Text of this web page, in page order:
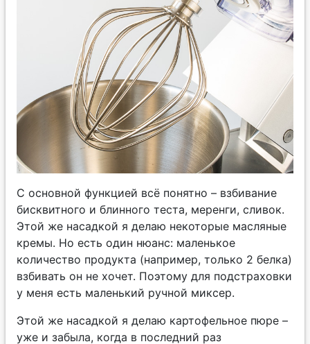
С основной функцией всё понятно – взбивание
бисквитного и блинного теста, меренги, сливок.
Этой же насадкой я делаю некоторые масляные
кремы. Но есть один нюанс: маленькое
количество продукта (например, только 2 белка)
взбивать он не хочет. Поэтому для подстраховки
у меня есть маленький ручной миксер.
Этой же насадкой я делаю картофельное пюре –
уже и забыла, когда в последний раз